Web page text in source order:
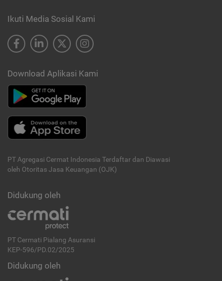
Ikuti Media Sosial Kami
Download Aplikasi Kami
PT Agregasi Cermat Indonesia Terdaftar dan Diawasi
oleh Otoritas Jasa Keuangan (OJK)
Didukung oleh
PT Cermati Pialang Asuransi
KEP-596/PD.02/2025
Didukung oleh